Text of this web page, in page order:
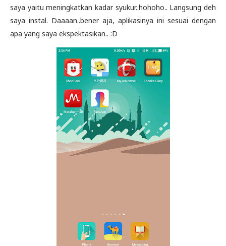
saya yaitu meningkatkan kadar syukur..hohoho.. Langsung deh
saya instal. Daaaan..bener aja, aplikasinya ini sesuai dengan
apa yang saya ekspektasikan.. :D